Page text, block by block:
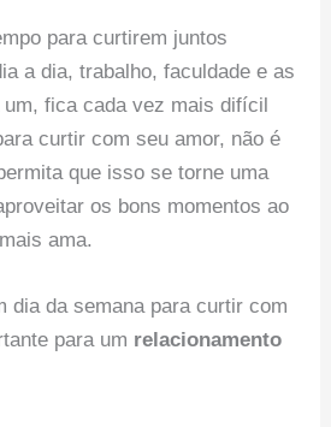
para curtirem juntos
a dia, trabalho, faculdade e as
fica cada vez mais difícil
curtir com seu amor, não é
que isso se torne uma
os bons momentos ao
ama.
dia da semana para curtir com
para um relacionamento